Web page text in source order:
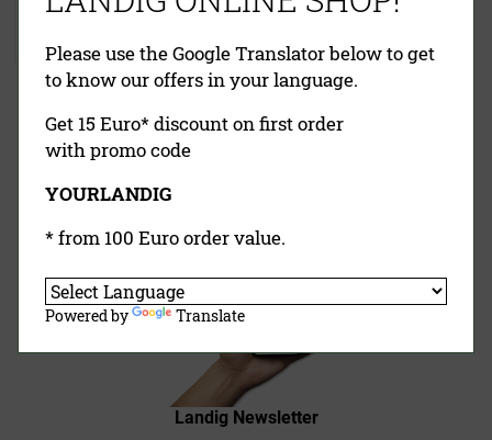
EINFACHE ZAHLUNG
RECHNUNG VORKASSE
KREDITKARTE
Landig Newsletter
Please use the Google Translator below to get
to know our offers in your language.
Get 15 Euro* discount on first order
with promo code
YOURLANDIG
* from 100 Euro order value.
Powered by Translate